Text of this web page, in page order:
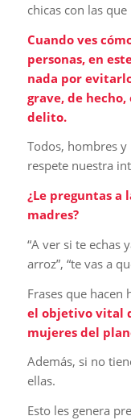
chicas con las
Cuando ves
personas, en
nada por
grave, de
delito.
Todos, hombres
respete nuestra
¿Le preguntas a
madres?
“A ver si te echas
arroz”, “te vas a
Frases que
el objetivo vital
mujeres del
Además, si no
ellas.
Esto les genera